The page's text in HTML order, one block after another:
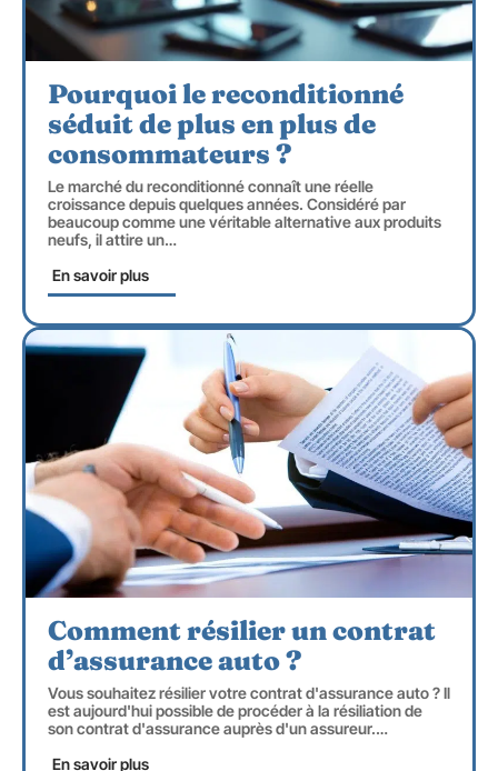
Pourquoi le reconditionné
séduit de plus en plus de
consommateurs ?
Le marché du reconditionné connaît une réelle
croissance depuis quelques années. Considéré par
beaucoup comme une véritable alternative aux produits
neufs, il attire un…
En savoir plus
Comment résilier un contrat
d’assurance auto ?
Vous souhaitez résilier votre contrat d'assurance auto ? Il
est aujourd'hui possible de procéder à la résiliation de
son contrat d'assurance auprès d'un assureur.…
En savoir plus